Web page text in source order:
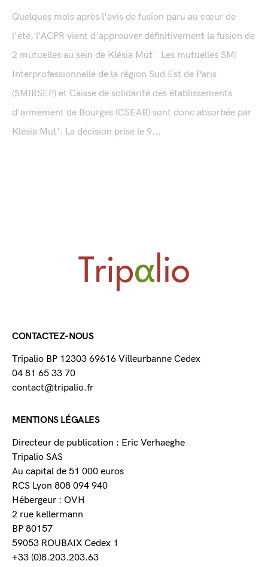
Quelques mois après l'avis de fusion paru au cœur de
l'été, l'ACPR vient d'approuver définitivement la fusion de
2 mutuelles au sein de Klésia Mut'. Les mutuelles SMI
Interprofessionnelle de la région Sud Est de Paris
(SMIRSEP) et Caisse de solidarité des établissements
d'armement de Bourges (CSEAB) sont donc absorbée par
Klésia Mut'. La décision prise le 9...
CONTACTEZ-NOUS
Tripalio BP 12303 69616 Villeurbanne Cedex
04 81 65 33 70
contact@tripalio.fr
MENTIONS LÉGALES
Directeur de publication : Eric Verhaeghe
Tripalio SAS
Au capital de 51 000 euros
RCS Lyon 808 094 940
Hébergeur : OVH
2 rue kellermann
BP 80157
59053 ROUBAIX Cedex 1
+33 (0)8.203.203.63